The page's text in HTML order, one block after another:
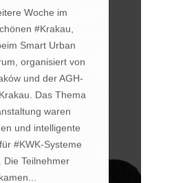
Woche im
#Krakau,
Smart Urban
organisiert von
und der AGH-
Das Thema
waren
und intelligente
#KWK-Systeme
Die Teilnehmer
kamen...